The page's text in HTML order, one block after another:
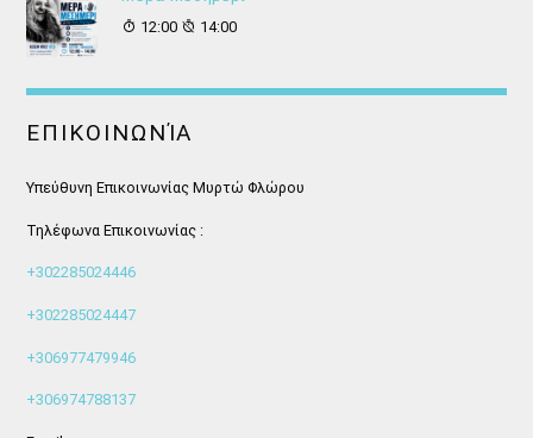
12:00
14:00
ΕΠΙΚΟΙΝΩΝΊΑ
Υπεύθυνη Επικοινωνίας Μυρτώ Φλώρου
Τηλέφωνα Επικοινωνίας :
+302285024446
+302285024447
+306977479946
+306974788137